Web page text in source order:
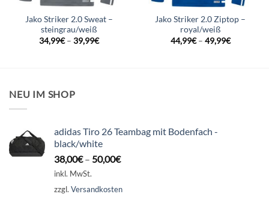
Jako Striker 2.0 Sweat –
steingrau/weiß
34,99€– 39,99€
Jako Striker 2.0 Ziptop –
royal/weiß
44,99€– 49,99€
NEU IM SHOP
adidas Tiro 26 Teambag mit Bodenfach -
black/white
38,00€– 50,00€
inkl. MwSt.
zzgl. Versandkosten